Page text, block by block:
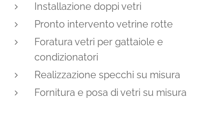
Installazione doppi vetri
Pronto intervento vetrine rotte
Foratura vetri per gattaiole e
condizionatori
Realizzazione specchi su misura
Fornitura e posa di vetri su misura